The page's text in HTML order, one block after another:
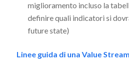
miglioramento incluso la
definire quali indicatori si
future state)
Linee guida di una Value